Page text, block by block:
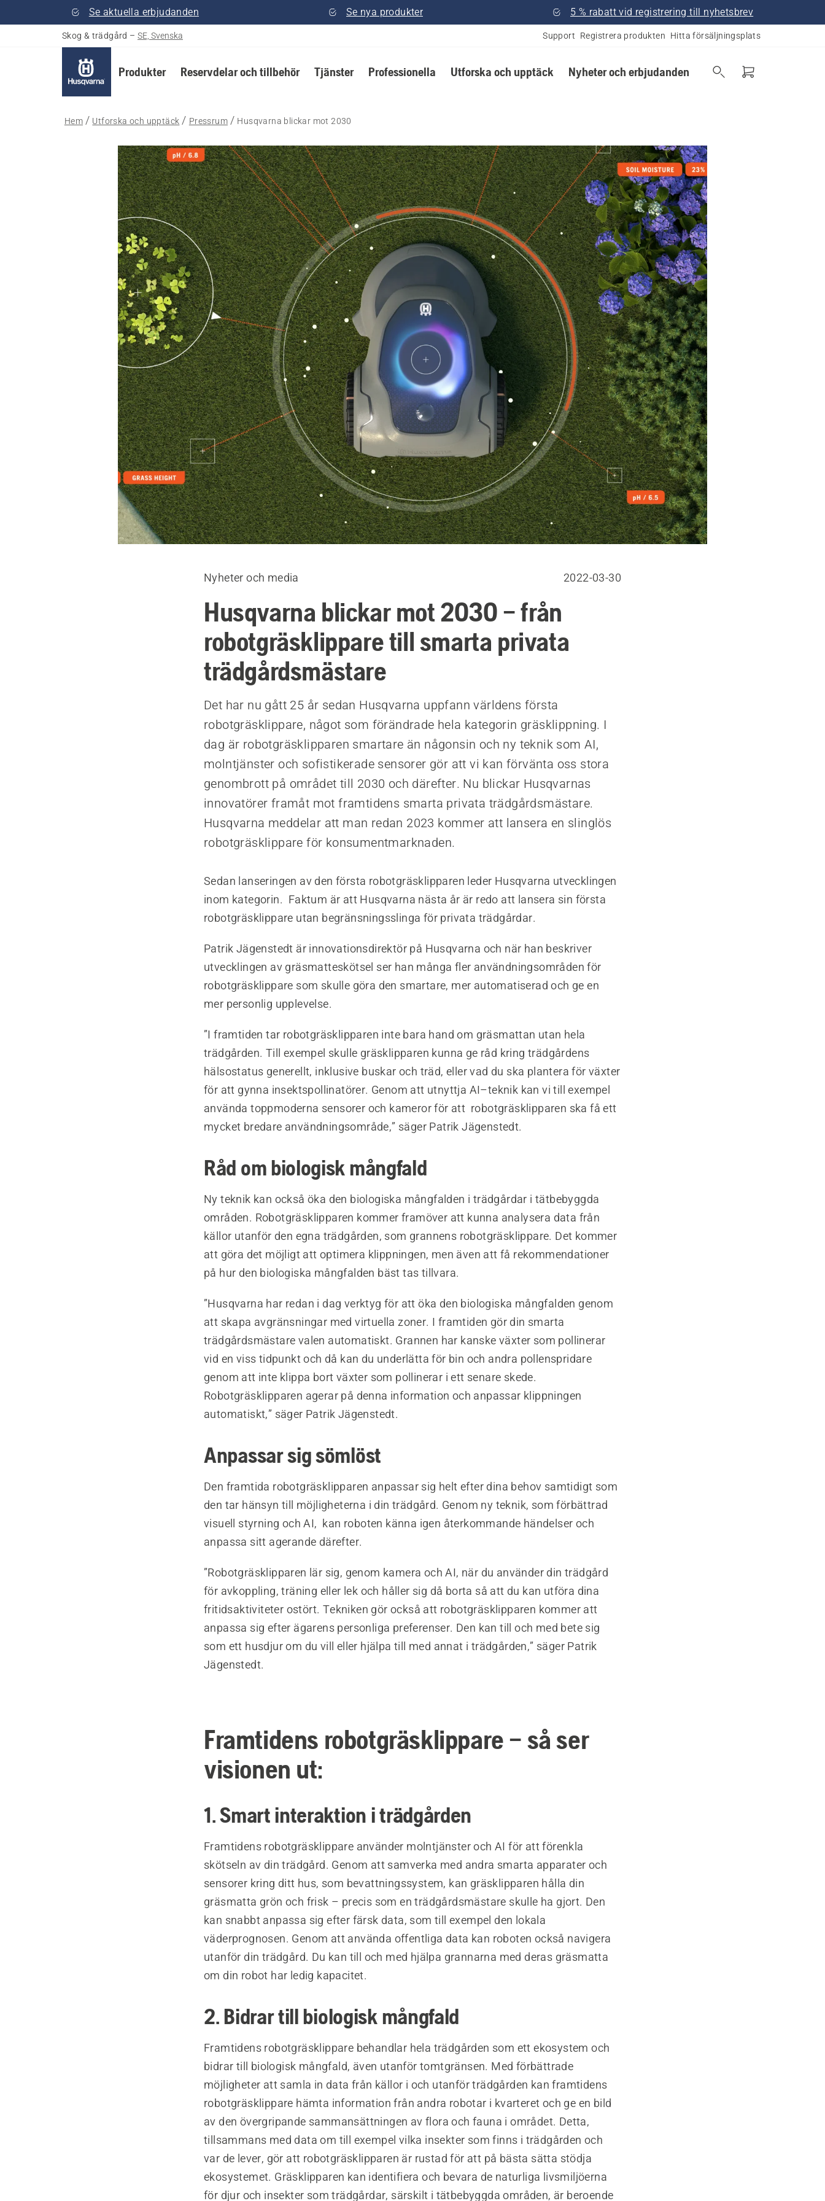
Se aktuella erbjudanden Se nya produkter 5 % rabatt vid registrering till nyhetsbrev
Skog & trädgård – SE, Svenska Support Registrera produkten Hitta försäljningsplats
Produkter Reservdelar och tillbehör Tjänster Professionella Utforska och upptäck Nyheter och erbjudanden
Hem Utforska och upptäck Pressrum Husqvarna blickar mot 2030
Nyheter och media 2022-03-30
Husqvarna blickar mot 2030 – från
robotgräsklippare till smarta privata
trädgårdsmästare
Det har nu gått 25 år sedan Husqvarna uppfann världens första
robotgräsklippare, något som förändrade hela kategorin gräsklippning. I
dag är robotgräsklipparen smartare än någonsin och ny teknik som AI,
molntjänster och sofistikerade sensorer gör att vi kan förvänta oss stora
genombrott på området till 2030 och därefter. Nu blickar Husqvarnas
innovatörer framåt mot framtidens smarta privata trädgårdsmästare.
Husqvarna meddelar att man redan 2023 kommer att lansera en slinglös
robotgräsklippare för konsumentmarknaden.
Sedan lanseringen av den första robotgräsklipparen leder Husqvarna utvecklingen
inom kategorin. Faktum är att Husqvarna nästa år är redo att lansera sin första
robotgräsklippare utan begränsningsslinga för privata trädgårdar.
Patrik Jägenstedt är innovationsdirektör på Husqvarna och när han beskriver
utvecklingen av gräsmatteskötsel ser han många fler användningsområden för
robotgräsklippare som skulle göra den smartare, mer automatiserad och ge en
mer personlig upplevelse.
”I framtiden tar robotgräsklipparen inte bara hand om gräsmattan utan hela
trädgården. Till exempel skulle gräsklipparen kunna ge råd kring trädgårdens
hälsostatus generellt, inklusive buskar och träd, eller vad du ska plantera för växter
för att gynna insektspollinatörer. Genom att utnyttja AI–teknik kan vi till exempel
använda toppmoderna sensorer och kameror för att robotgräsklipparen ska få ett
mycket bredare användningsområde,” säger Patrik Jägenstedt.
Råd om biologisk mångfald
Ny teknik kan också öka den biologiska mångfalden i trädgårdar i tätbebyggda
områden. Robotgräsklipparen kommer framöver att kunna analysera data från
källor utanför den egna trädgården, som grannens robotgräsklippare. Det kommer
att göra det möjligt att optimera klippningen, men även att få rekommendationer
på hur den biologiska mångfalden bäst tas tillvara.
”Husqvarna har redan i dag verktyg för att öka den biologiska mångfalden genom
att skapa avgränsningar med virtuella zoner. I framtiden gör din smarta
trädgårdsmästare valen automatiskt. Grannen har kanske växter som pollinerar
vid en viss tidpunkt och då kan du underlätta för bin och andra pollenspridare
genom att inte klippa bort växter som pollinerar i ett senare skede.
Robotgräsklipparen agerar på denna information och anpassar klippningen
automatiskt,” säger Patrik Jägenstedt.
Anpassar sig sömlöst
Den framtida robotgräsklipparen anpassar sig helt efter dina behov samtidigt som
den tar hänsyn till möjligheterna i din trädgård. Genom ny teknik, som förbättrad
visuell styrning och AI, kan roboten känna igen återkommande händelser och
anpassa sitt agerande därefter.
”Robotgräsklipparen lär sig, genom kamera och AI, när du använder din trädgård
för avkoppling, träning eller lek och håller sig då borta så att du kan utföra dina
fritidsaktiviteter ostört. Tekniken gör också att robotgräsklipparen kommer att
anpassa sig efter ägarens personliga preferenser. Den kan till och med bete sig
som ett husdjur om du vill eller hjälpa till med annat i trädgården,” säger Patrik
Jägenstedt.
Framtidens robotgräsklippare – så ser
visionen ut:
1. Smart interaktion i trädgården
Framtidens robotgräsklippare använder molntjänster och AI för att förenkla
skötseln av din trädgård. Genom att samverka med andra smarta apparater och
sensorer kring ditt hus, som bevattningssystem, kan gräsklipparen hålla din
gräsmatta grön och frisk – precis som en trädgårdsmästare skulle ha gjort. Den
kan snabbt anpassa sig efter färsk data, som till exempel den lokala
väderprognosen. Genom att använda offentliga data kan roboten också navigera
utanför din trädgård. Du kan till och med hjälpa grannarna med deras gräsmatta
om din robot har ledig kapacitet.
2. Bidrar till biologisk mångfald
Framtidens robotgräsklippare behandlar hela trädgården som ett ekosystem och
bidrar till biologisk mångfald, även utanför tomtgränsen. Med förbättrade
möjligheter att samla in data från källor i och utanför trädgården kan framtidens
robotgräsklippare hämta information från andra robotar i kvarteret och ge en bild
av den övergripande sammansättningen av flora och fauna i området. Detta,
tillsammans med data om till exempel vilka insekter som finns i trädgården och
var de lever, gör att robotgräsklipparen är rustad för att på bästa sätta stödja
ekosystemet. Gräsklipparen kan identifiera och bevara de naturliga livsmiljöerna
för djur och insekter som trädgårdar, särskilt i tätbebyggda områden, är beroende